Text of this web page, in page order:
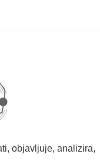
objavljuje, analizira,